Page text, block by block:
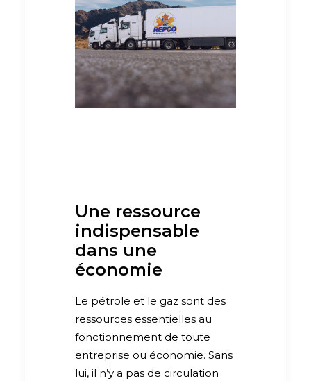
Une ressource
indispensable
dans une
économie
Le pétrole et le gaz sont des
ressources essentielles au
fonctionnement de toute
entreprise ou économie. Sans
lui, il n’y a pas de circulation